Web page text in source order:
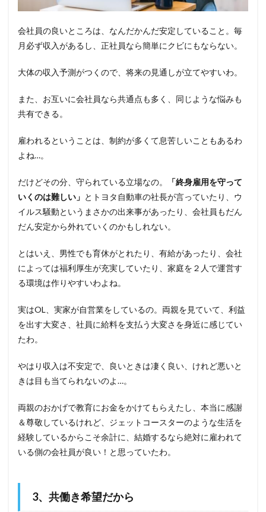
会社員の良いところは、なんだかんだ安定していること。毎
月必ず収入があるし、正社員なら簡単にクビにもならない。
大体の収入予測がつくので、将来の見通しが立てやすいわ。
また、お互いに会社員なら共通点も多く、同じような悩みも
共有できる。
雇われるということは、制約が多くて息苦しいこともあるわ
よね…。
だけどその分、守られている立場なの。
「終身雇用を守って
いくのは難しい」 とトヨタ自動車の社長が言っていたり、ウ
イルス騒動というまさかの出来事があったり、会社員もだん
だん安定から外れていくのかもしれない。
とはいえ、男性でも育休がとれたり、有給があったり、会社
によっては福利厚生が充実していたり、家庭を２人で運営す
る環境は作りやすいわよね。
実はOL、実家が自営業をしているの。両親を見ていて、利益
を出す大変さ、社員に給料を支払う大変さを身近に感じてい
たわ。
やはり収入は不安定で、良いときは凄く良い、けれど悪いと
きは目も当てられないのよ…。
両親のおかげで教育にお金をかけてもらえたし、本当に感謝
＆尊敬しているけれど、ジェットコースターのような生活を
経験しているからこそ余計に、結婚するなら絶対に雇われて
いる側の会社員が良い！と思っていたわ。
3、共働き希望だから